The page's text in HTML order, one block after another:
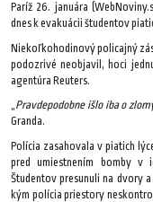
Paríž 26. januára
dnes k evakuácii študentov
Niekoľkohodinový policajný
podozrivé neobjavil, hoci
agentúra Reuters.
„Pravdepodobne išlo iba o
Granda.
Polícia zasahovala v piatich
pred umiestnením bomby v
Študentov presunuli na dvory
kým polícia priestory